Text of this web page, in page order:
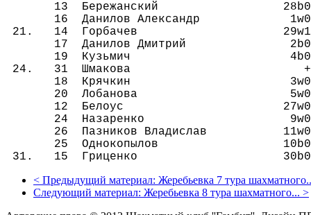
13 Бережанский 28b0 20w0
16 Данилов Александр 1w0
21. 14 Горбачев 29w1 3b0
17 Данилов Дмитрий 2b0
19 Кузьмич 4b0 26w1
24. 31 Шмакова + 8w0
18 Крячкин 3w0 25b1
20 Лобанова 5w0 13b1
12 Белоус 27w0 21b0
24 Назаренко 9w0 17b0
26 Пазников Владислав 11w0
25 Однокопылов 10b0
31. 15 Гриценко 30b0
< Предыдущий материал: Жеребьевка 7 тура
Следующий материал: Жеребьевка 8 тура шахматного... >